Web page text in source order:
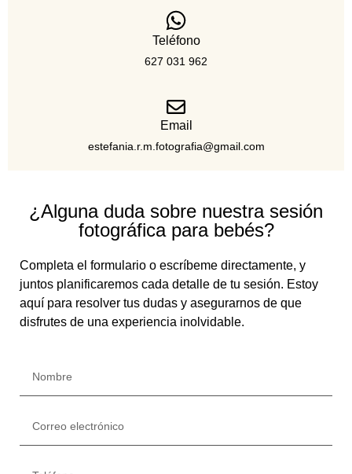
Teléfono
627 031 962
Email
estefania.r.m.fotografia@gmail.com
¿Alguna duda sobre nuestra sesión
fotográfica para bebés?
Completa el formulario o escríbeme directamente, y
juntos planificaremos cada detalle de tu sesión. Estoy
aquí para resolver tus dudas y asegurarnos de que
disfrutes de una experiencia inolvidable.